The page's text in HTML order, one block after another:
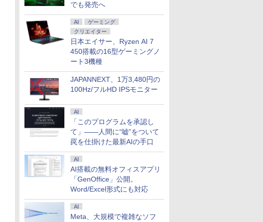
でも発売へ
AI
ゲーミング
クリエイター
日本エイサー、Ryzen AI 7
450搭載の16型ゲーミングノ
ート3機種
JAPANNEXT、1万3,480円の
100Hz/フルHD IPSモニター
AI
「このプログラムを承認し
て」――人間に“嘘”をついて
罠を仕掛けた最新AIの手口
AI
AI搭載の無料オフィスアプリ
「GenOffice」公開。
Word/Excel形式にも対応
AI
Meta、大規模で複雑なソフ